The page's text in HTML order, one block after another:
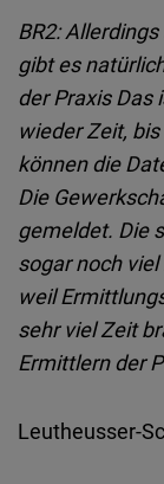
BR2:Allerdings
gibt es
der Praxis Das
wieder Zeit,
können die
Die
gemeldet. Die
sogar noch
weil
sehr viel Zeit
Ermittlern der
Leutheusser-